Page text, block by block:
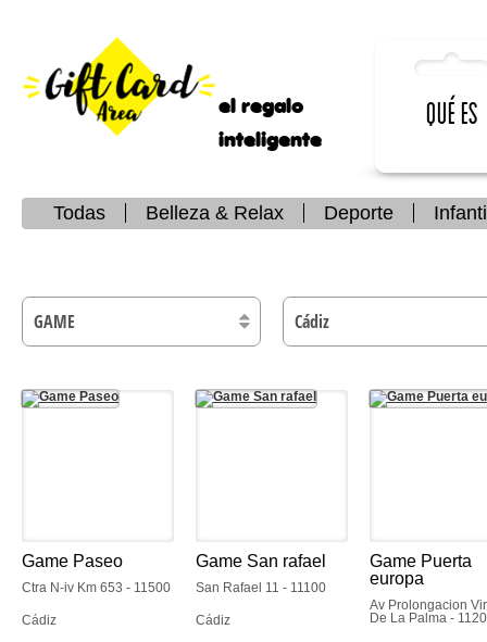
el regalo
inteligente
Qué es
Todas Belleza & Relax Deporte
Game Paseo
Ctra N-iv Km 653 - 11500
Cádiz
Game San rafael
San Rafael 11 - 11100
Cádiz
Game Puerta
europa
Av Prolongacion
De La Palma -